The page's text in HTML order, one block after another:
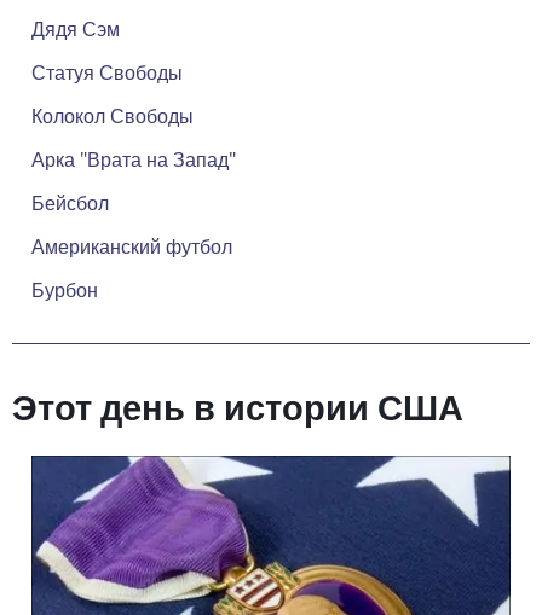
Дядя Сэм
Статуя Свободы
Колокол Свободы
Арка "Врата на Запад"
Бейсбол
Американский футбол
Бурбон
Этот день в истории США